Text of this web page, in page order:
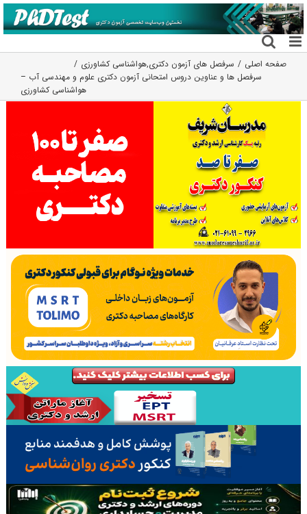
رفتن
به
محتوا
صفحه اصلی سرفصل های آزمون دکتری,هواشناسی کشاورزی
سرفصل ها و عناوین دروس امتحانی آزمون دکتری علوم و مهندسی آب –
هواشناسی کشاورزی